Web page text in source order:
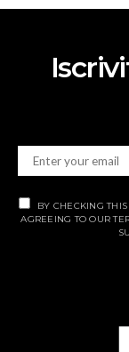
BY CHECKING
AGREEING TO OUR